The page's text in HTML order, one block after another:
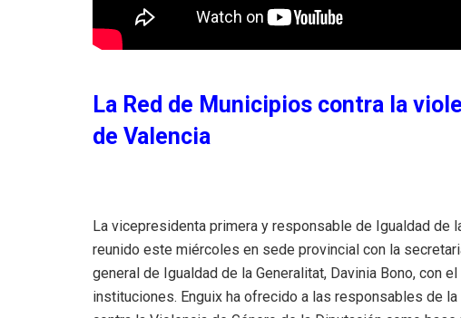
La Red de Municipios contra la
de Valencia
La vicepresidenta primera y responsable de Igualdad de
reunido este miércoles en sede provincial con la
general de Igualdad de la Generalitat, Davinia Bono, con
instituciones. Enguix ha ofrecido a las responsables de